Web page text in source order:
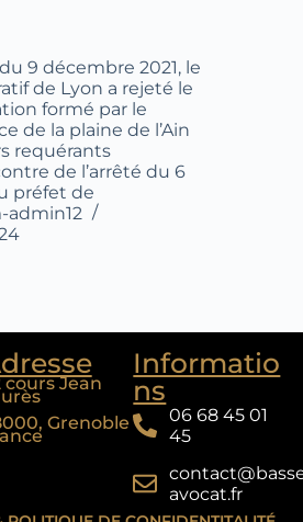
9 décembre 2021, le
de Lyon a rejeté le
formé par le
de la plaine de l’Ain
requérants
de l’arrêté du 6
préfet de
admin12
cours Jean
Grenoble
Informatio
ns
06 68 45 01
45
avocat.fr